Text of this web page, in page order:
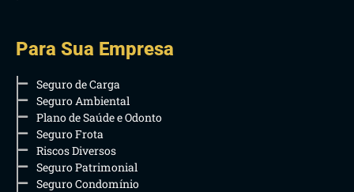
Para Sua Empresa
Seguro de Carga
Seguro Ambiental
Plano de Saúde e Odonto
Seguro Frota
Riscos Diversos
Seguro Patrimonial
Seguro Condomínio